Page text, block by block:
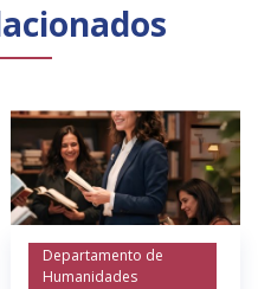
Departamento de
Humanidades